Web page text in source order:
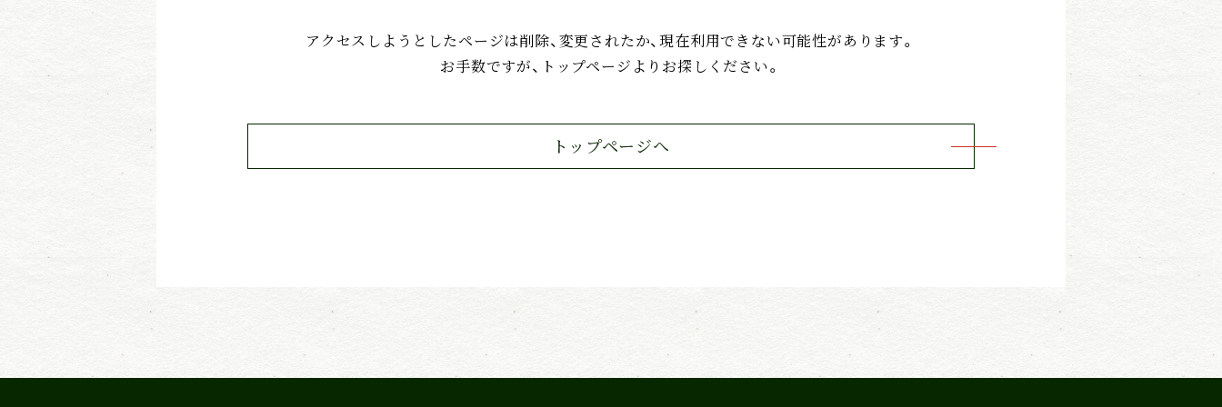
アクセスしようとしたページは削除、変更されたか、現在利用できない可能性があります。
お手数ですが、トップページよりお探しください。
トップページへ